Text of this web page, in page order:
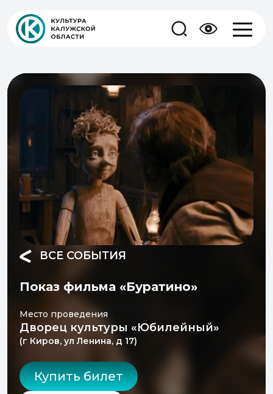
ВСЕ СОБЫТИЯ
Показ фильма «Буратино»
Место проведения
Дворец культуры «Юбилейный»
(г Киров, ул Ленина, д 17)
Купить билет